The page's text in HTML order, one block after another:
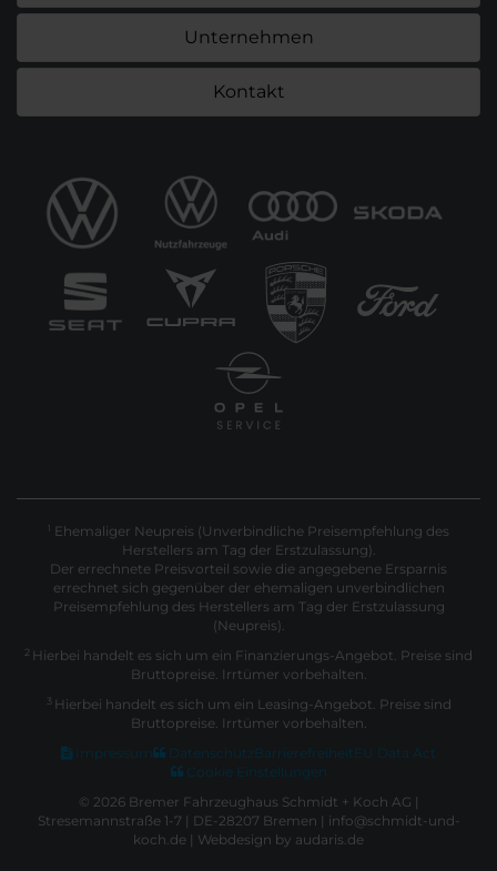
Unternehmen
Kontakt
1 Ehemaliger Neupreis (Unverbindliche Preisempfehlung des
Herstellers am Tag der Erstzulassung).
Der errechnete Preisvorteil sowie die angegebene Ersparnis
errechnet sich gegenüber der ehemaligen unverbindlichen
Preisempfehlung des Herstellers am Tag der Erstzulassung
(Neupreis).
2 Hierbei handelt es sich um ein Finanzierungs-Angebot. Preise sind
Bruttopreise. Irrtümer vorbehalten.
3 Hierbei handelt es sich um ein Leasing-Angebot. Preise sind
Bruttopreise. Irrtümer vorbehalten.
Impressum
Datenschutz Barrierefreiheit EU Data Act
Cookie Einstellungen
© 2026 Bremer Fahrzeughaus Schmidt + Koch AG |
Stresemannstraße 1-7 | DE-28207 Bremen | info@schmidt-und-
koch.de | Webdesign by audaris.de